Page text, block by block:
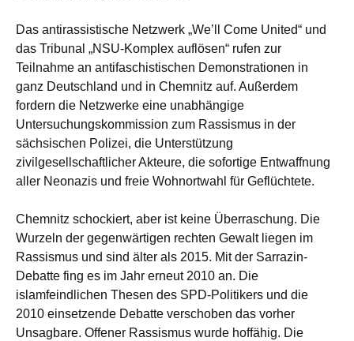
Das antirassistische Netzwerk „We’ll Come United“ und
das Tribunal „NSU-Komplex auflösen“ rufen zur
Teilnahme an antifaschistischen Demonstrationen in
ganz Deutschland und in Chemnitz auf. Außerdem
fordern die Netzwerke eine unabhängige
Untersuchungskommission zum Rassismus in der
sächsischen Polizei, die Unterstützung
zivilgesellschaftlicher Akteure, die sofortige Entwaffnung
aller Neonazis und freie Wohnortwahl für Geflüchtete.
Chemnitz schockiert, aber ist keine Überraschung. Die
Wurzeln der gegenwärtigen rechten Gewalt liegen im
Rassismus und sind älter als 2015. Mit der Sarrazin-
Debatte fing es im Jahr erneut 2010 an. Die
islamfeindlichen Thesen des SPD-Politikers und die
2010 einsetzende Debatte verschoben das vorher
Unsagbare. Offener Rassismus wurde hoffähig. Die